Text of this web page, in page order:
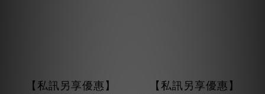
【私訊另享優惠】
【私訊另享優惠】